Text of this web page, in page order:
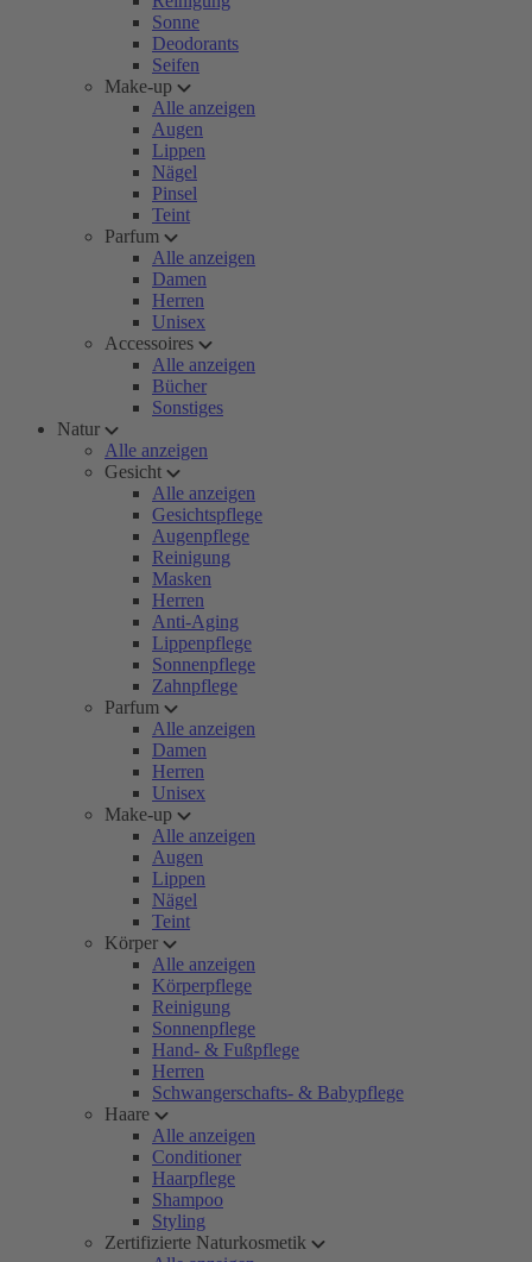
Sonne
Deodorants
Seifen
Make-up
Alle anzeigen
Augen
Lippen
Nägel
Pinsel
Teint
Parfum
Alle anzeigen
Damen
Herren
Unisex
Accessoires
Alle anzeigen
Bücher
Sonstiges
Natur
Alle anzeigen
Gesicht
Alle anzeigen
Gesichtspflege
Augenpflege
Reinigung
Masken
Herren
Anti-Aging
Lippenpflege
Sonnenpflege
Zahnpflege
Parfum
Alle anzeigen
Damen
Herren
Unisex
Make-up
Alle anzeigen
Augen
Lippen
Nägel
Teint
Körper
Alle anzeigen
Körperpflege
Reinigung
Sonnenpflege
Hand- & Fußpflege
Herren
Schwangerschafts- & Babypflege
Haare
Alle anzeigen
Conditioner
Haarpflege
Shampoo
Styling
Zertifizierte Naturkosmetik